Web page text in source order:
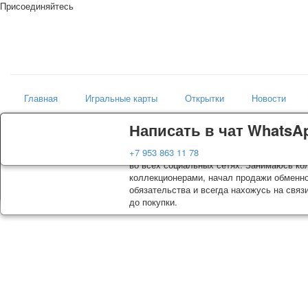
Доставка
Колоды, почтовые открытки тщательно
оплаты. Исключение: репринт под заказ,
осуществляется почтой России с треком
момент покупки. По желанию
Гарантия
Вы покупаете колоды игральных карт,
во всех социальных сетях. Занимаюсь
коллекционерами, начал продажи
обязательства и всегда нахожусь на
до покупки.
Написать в чат
+7 953 863 11 78
Присоединяйтесь
Главная Игральные карты Открытки Новости
Магазин
искусство мира